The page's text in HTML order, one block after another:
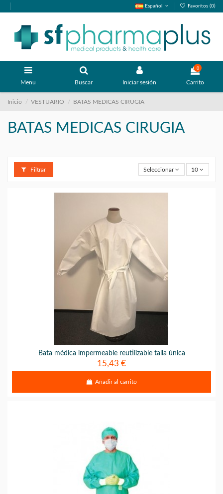
Español Favoritos (0)
Menu Buscar Iniciar sesión
0
Carrito
Inicio VESTUARIO BATAS MEDICAS CIRUGIA
BATAS MEDICAS CIRUGIA
Filtrar Seleccionar 10
Bata médica impermeable reutilizable talla única
15,43 €
Añadir al carrito